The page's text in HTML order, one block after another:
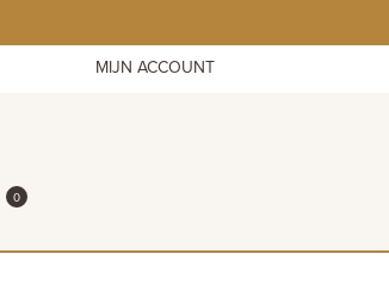
MIJN ACCOUNT
WINKELMAND
0ITEMS IN WINKELMAND